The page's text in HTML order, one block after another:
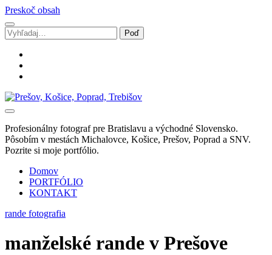
Preskoč obsah
Vyhľadávanie
Svadobný
fotograf
Zalibera
|
Spišská
Profesionálny fotograf pre Bratislavu a východné Slovensko.
Pôsobím v mestách Michalovce, Košice, Prešov, Poprad a SNV.
Pozrite si moje portfólio.
Domov
PORTFÓLIO
KONTAKT
rande fotografia
manželské rande v Prešove